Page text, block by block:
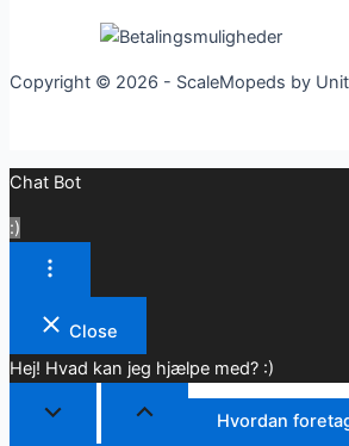
Copyright © 2026 - ScaleMopeds by
Chat Bot
:)
Close
Hej! Hvad kan jeg hjælpe med? :)
Hvordan